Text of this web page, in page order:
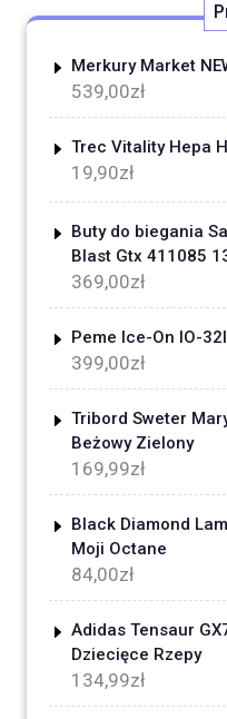
Merkury Market
539,00zł
Trec Vitality Hepa
19,90zł
Buty do biegania
Blast Gtx 411085
369,00zł
Peme Ice-On IO-
399,00zł
Tribord Sweter
Beżowy Zielony
169,99zł
Black Diamond
Moji Octane
84,00zł
Adidas Tensaur
Dziecięce Rzepy
134,99zł